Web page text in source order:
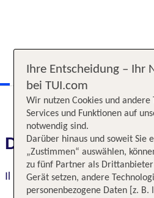
Das erwartet Sie
Il Vecchio Mulino
Ihre Entscheidung – Ihr
bei TUI.com
Wir nutzen Cookies und
Services und Funktionen auf
notwendig sind.
Darüber hinaus und soweit Sie
„Zustimmen“ auswählen,
zu fünf Partner als
Gerät setzen, andere
personenbezogene Daten [z. B.